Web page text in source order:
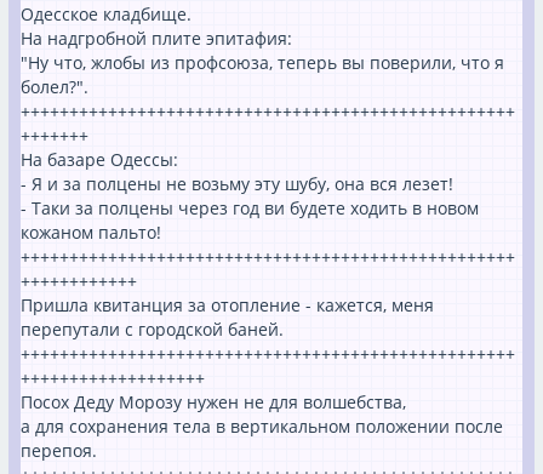
Одесское кладбище.
На надгробной плите эпитафия:
"Ну что, жлобы из профсоюза, теперь вы поверили, что я
болел?".
+++++++++++++++++++++++++++++++++++++++++++++++++++
+++++++
На базаре Одессы:
- Я и за полцены не возьму эту шубу, она вся лезет!
- Таки за полцены через год ви будете ходить в новом
кожаном пальто!
+++++++++++++++++++++++++++++++++++++++++++++++++++
++++++++++++
Пришла квитанция за отопление - кажется, меня
перепутали с городской баней.
+++++++++++++++++++++++++++++++++++++++++++++++++++
+++++++++++++++++++
Посох Деду Морозу нужен не для волшебства,
а для сохранения тела в вертикальном положении после
перепоя.